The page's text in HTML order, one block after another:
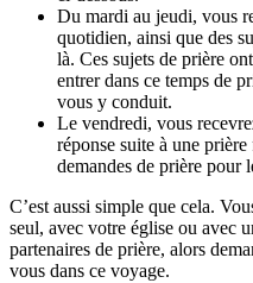
Du mardi au jeudi, vous
quotidien, ainsi que des
là. Ces sujets de prière
entrer dans ce temps de
vous y conduit.
Le vendredi, vous
réponse suite à une
demandes de prière pour
C’est aussi simple que cela.
seul, avec votre église ou avec
partenaires de prière, alors
vous dans ce voyage.